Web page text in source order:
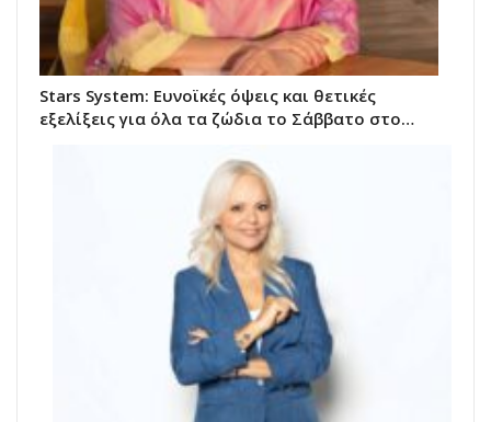
Stars System: Ευνοϊκές όψεις και θετικές
εξελίξεις για όλα τα ζώδια το Σάββατο στο…